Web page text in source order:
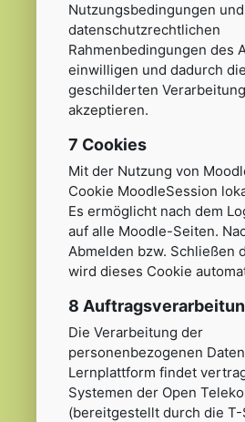
Nutzungsbedingungen und
datenschutzrechtlichen
Rahmenbedingungen des
einwilligen und dadurch
geschilderten
akzeptieren.
7 Cookies
Mit der Nutzung von
Cookie MoodleSession
Es ermöglicht nach dem
auf alle Moodle-Seiten.
Abmelden bzw. Schließen
wird dieses Cookie
8
Die Verarbeitung der
personenbezogenen
Lernplattform findet
Systemen der Open
(bereitgestellt durch die T-